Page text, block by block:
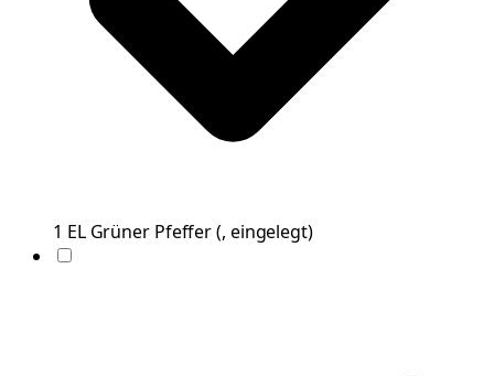
1 EL Grüner Pfeffer(, eingelegt)